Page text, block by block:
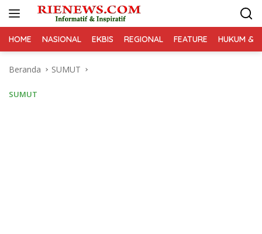
HOME NASIONAL EKBIS REGIONAL FEATURE HUKUM &
Beranda SUMUT
SUMUT